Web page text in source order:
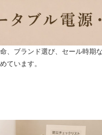
、ブランド選び、セール時期
ています。